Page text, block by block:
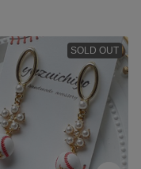
SOLD OUT